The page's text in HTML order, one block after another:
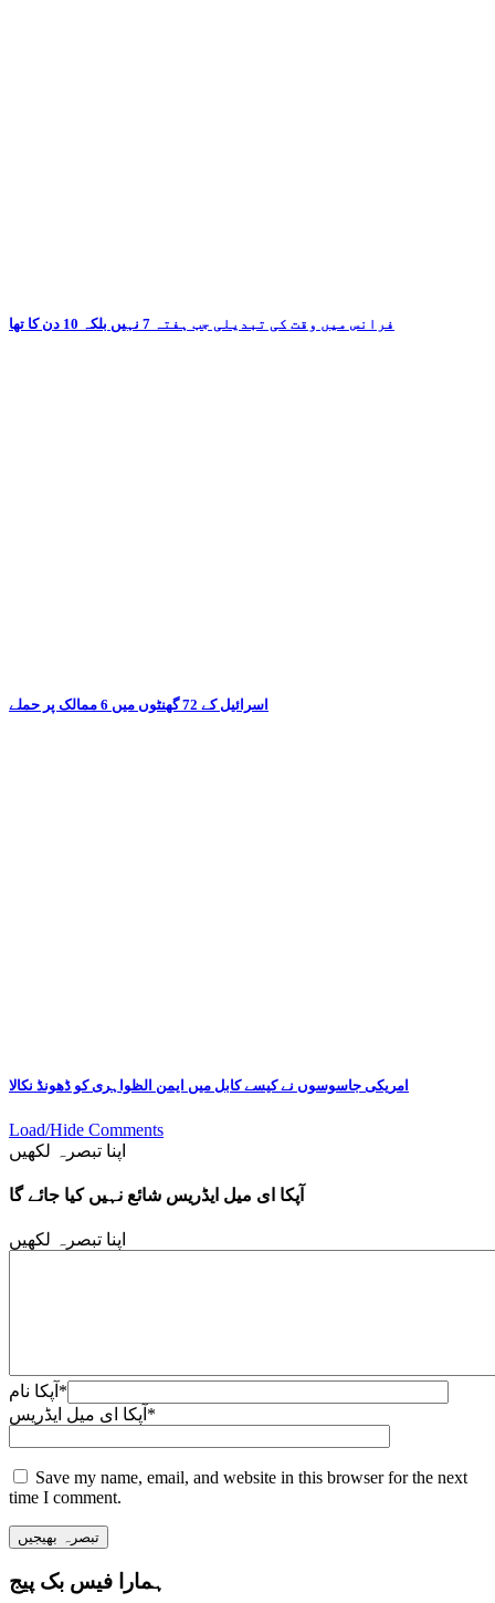
فرانس میں وقت کی تبدیلی جب ہفتہ 7 نہیں بلکہ 10 دن کا تھا
اسرائیل کے 72 گھنٹوں میں 6 ممالک پر حملے
امریکی جاسوسوں نے کیسے کابل میں ایمن الظواہری کو ڈھونڈ نکالا
Load/Hide Comments
اپنا تبصرہ لکھیں
آپکا ای میل ایڈریس شائع نہیں کیا جائے گا
اپنا تبصرہ لکھیں
آپکا نام *
آپکا ای میل ایڈریس *
Save my name, email, and website in this browser for the next
time I comment.
ہمارا فیس بک پیج